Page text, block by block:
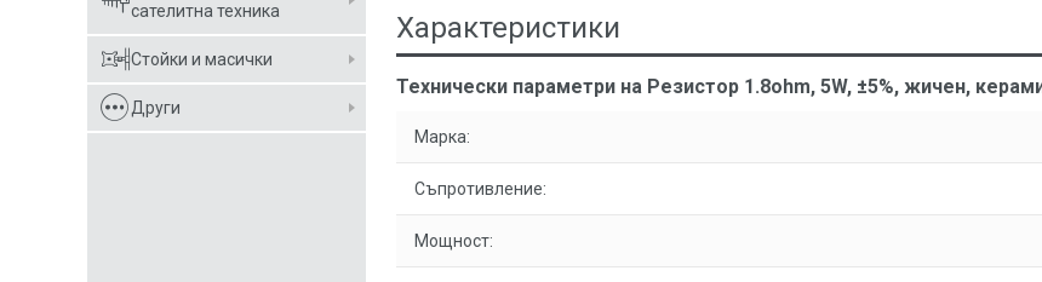
сателитна техника
Стойки и масички
Други
Характеристики
Технически параметри на Резистор 1.8ohm, 5W, ±5%, жичен,
Марка:
Съпротивление:
Мощност: